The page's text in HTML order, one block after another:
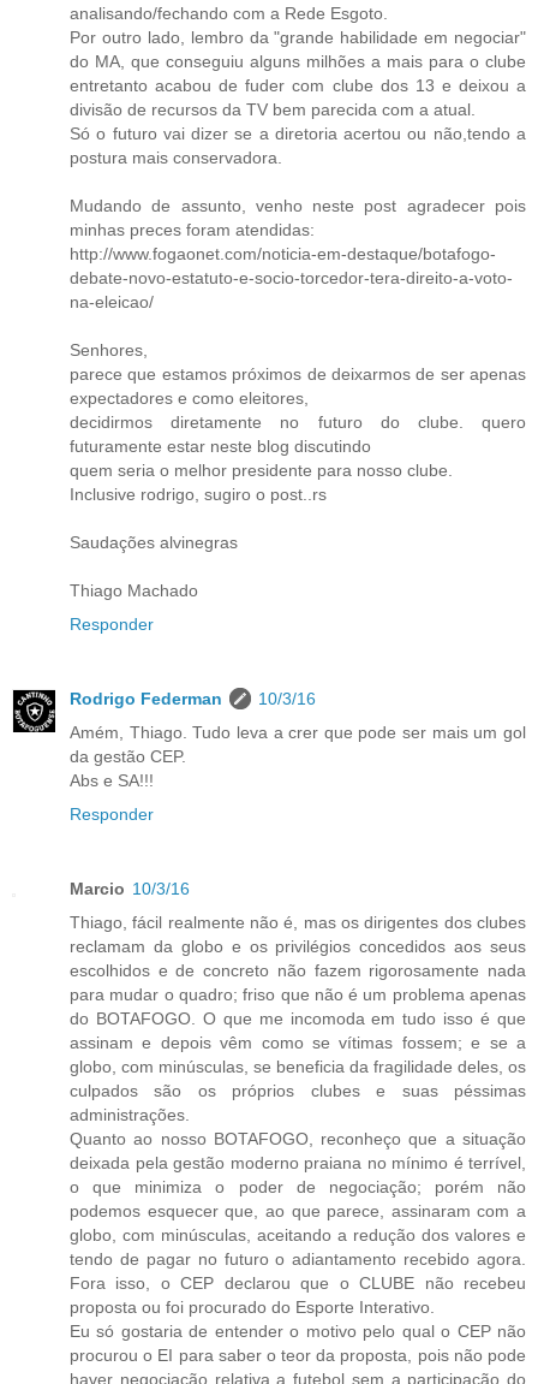
analisando/fechando com a Rede Esgoto.
Por outro lado, lembro da "grande habilidade em negociar"
do MA, que conseguiu alguns milhões a mais para o clube
entretanto acabou de fuder com clube dos 13 e deixou a
divisão de recursos da TV bem parecida com a atual.
Só o futuro vai dizer se a diretoria acertou ou não,tendo a
postura mais conservadora.
Mudando de assunto, venho neste post agradecer pois
minhas preces foram atendidas:
http://www.fogaonet.com/noticia-em-destaque/botafogo-
debate-novo-estatuto-e-socio-torcedor-tera-direito-a-voto-
na-eleicao/
Senhores,
parece que estamos próximos de deixarmos de ser apenas
expectadores e como eleitores,
decidirmos diretamente no futuro do clube. quero
futuramente estar neste blog discutindo
quem seria o melhor presidente para nosso clube.
Inclusive rodrigo, sugiro o post..rs
Saudações alvinegras
Thiago Machado
Responder
Rodrigo Federman
10/3/16
Amém, Thiago. Tudo leva a crer que pode ser mais um gol
da gestão CEP.
Abs e SA!!!
Responder
Marcio 10/3/16
Thiago, fácil realmente não é, mas os dirigentes dos clubes
reclamam da globo e os privilégios concedidos aos seus
escolhidos e de concreto não fazem rigorosamente nada
para mudar o quadro; friso que não é um problema apenas
do BOTAFOGO. O que me incomoda em tudo isso é que
assinam e depois vêm como se vítimas fossem; e se a
globo, com minúsculas, se beneficia da fragilidade deles, os
culpados são os próprios clubes e suas péssimas
administrações.
Quanto ao nosso BOTAFOGO, reconheço que a situação
deixada pela gestão moderno praiana no mínimo é terrível,
o que minimiza o poder de negociação; porém não
podemos esquecer que, ao que parece, assinaram com a
globo, com minúsculas, aceitando a redução dos valores e
tendo de pagar no futuro o adiantamento recebido agora.
Fora isso, o CEP declarou que o CLUBE não recebeu
proposta ou foi procurado do Esporte Interativo.
Eu só gostaria de entender o motivo pelo qual o CEP não
procurou o EI para saber o teor da proposta, pois não pode
haver negociação relativa a futebol sem a participação do